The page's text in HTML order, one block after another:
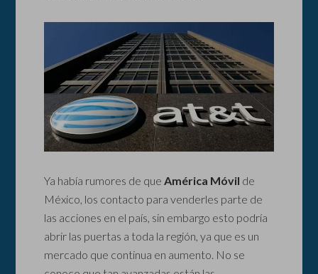
Ya había rumores de que América Móvil de
México, los contacto para venderles parte de
las acciones en el país, sin embargo esto podría
abrir las puertas a toda la región, ya que es un
mercado que continua en aumento. No se